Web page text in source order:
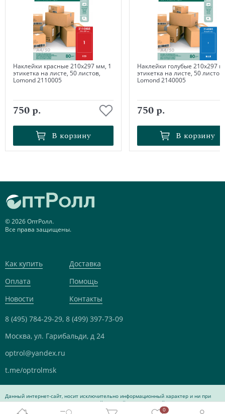
Наклейки красные 210х297 мм, 1
этикетка на листе, 50 листов,
Lomond 2110005
750 р.
В корзину
В корзину
Наклейки голубые 210х297
этикетка на листе, 50 листов,
Lomond 2140005
750 р.
В корзину
В корзину
0
© 2026 ОптРолл.
Все права защищены.
Как купить
Доставка
Оплата
Помощь
Новости
Контакты
8 (495) 784-29-29, 8 (499) 397-73-09
Москва, ул. Гарибальди, д 24
optrol@yandex.ru
t.me/optrolmsk
Данный интернет-сайт, носит исключительно информационный характер и ни при
каких условиях не является публичной офертой, определяемой положениями Статьи
437 Гражданского кодекса Российской Федерации.